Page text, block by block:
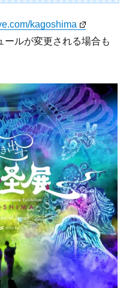
kagoshima
ルが変更される場合も